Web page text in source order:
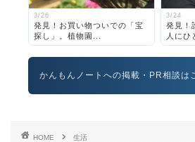
3/26
発見！お買い物ついでの「宝
探し」。植物園...
3/24
発見！
人にひ
かんもんノートへの掲載・PR相談は
HOME
生活